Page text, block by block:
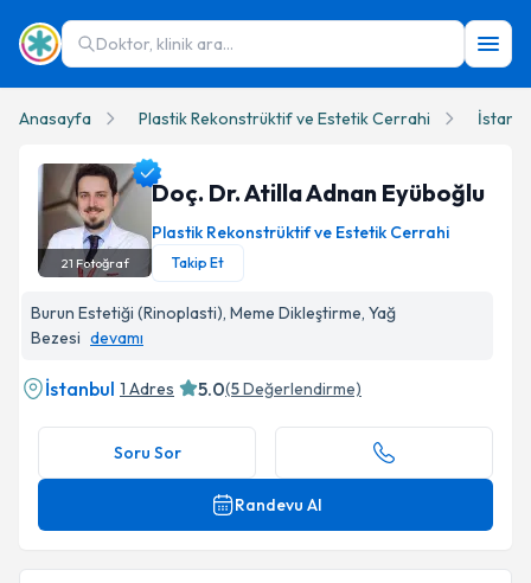
Doktor, klinik ara...
Anasayfa Plastik Rekonstrüktif ve Estetik Cerrahi
21 Fotoğraf
Doç. Dr. Atilla Adnan Eyüboğlu
Plastik Rekonstrüktif ve Estetik Cerrahi
Takip Et
Burun Estetiği (Rinoplasti), Meme Dikleştirme, Yağ
Bezesi devamı
İstanbul 1 Adres 5.0(5Değerlendirme)
Soru Sor
Randevu Al